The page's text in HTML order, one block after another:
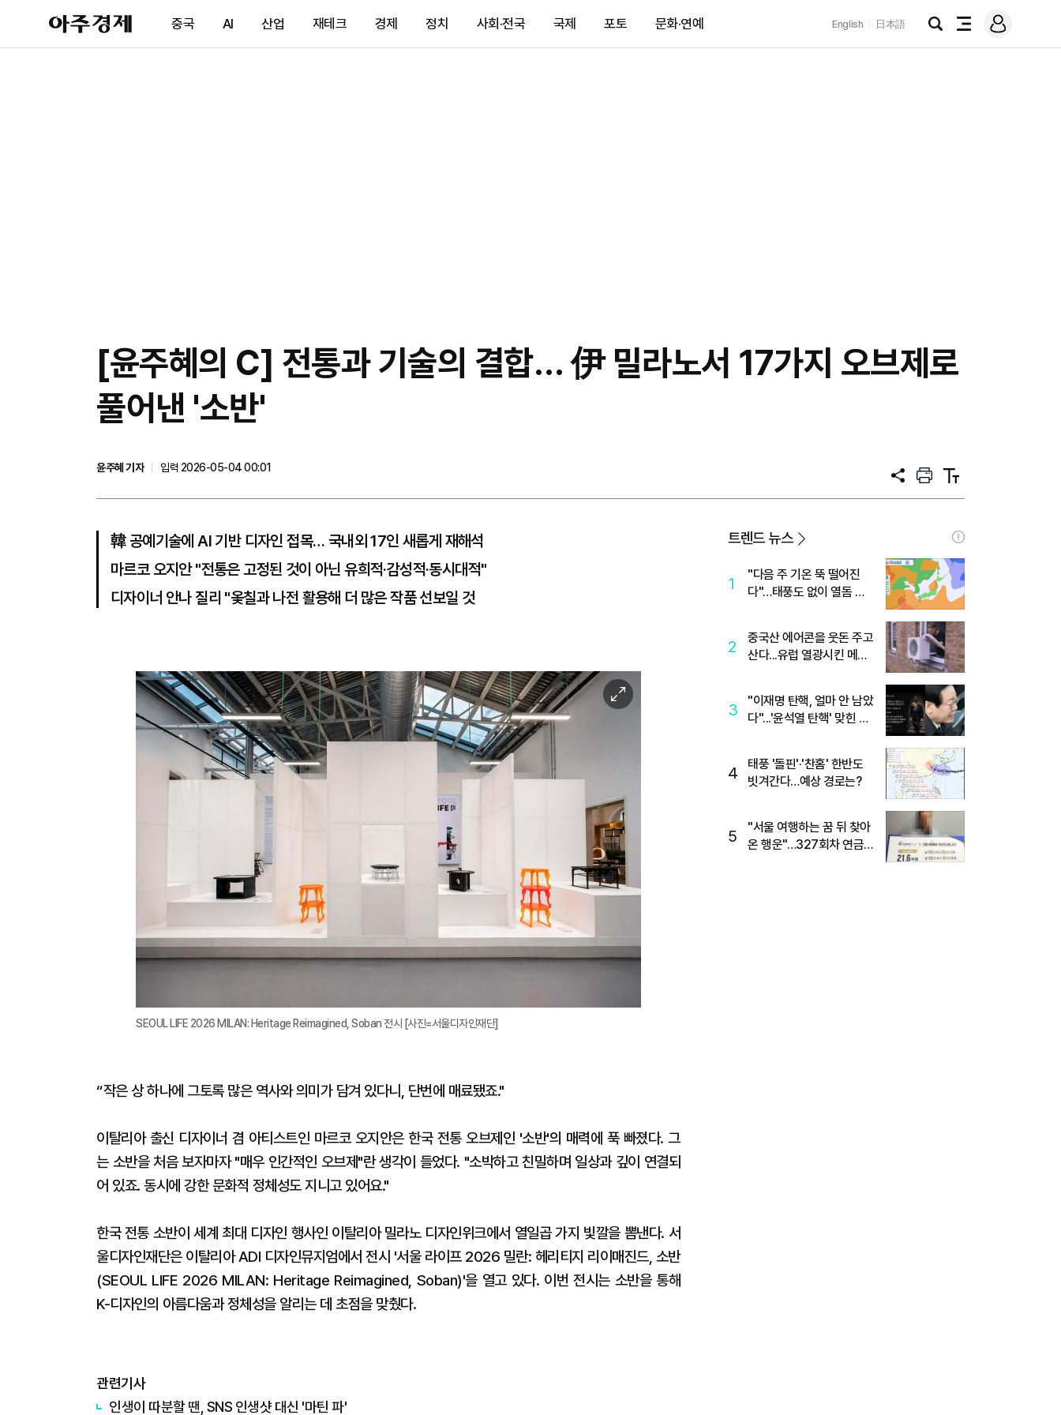
아
주
제
중국 AI 산업 재테크 경제 정치 사회·전국 국제 포토 문화·연예 English 日本語
검
전
메
그
[윤주혜의 C] 전통과 기술의 결합… 伊 밀라노서 17가지 오브제로
풀어낸 '소반'
윤주혜 기자
입력 2026-05-04 00:01
공
프
트
텍
트
韓 공예기술에 AI 기반 디자인 접목… 국내외 17인 새롭게 재해석
마르코 오지안 "전통은 고정된 것이 아닌 유희적·감성적·동시대적"
디자이너 안나 질리 "옻칠과 나전 활용해 더 많은 작품 선보일 것
이
미
SEOUL LIFE 2026 MILAN: Heritage Reimagined, Soban 전시 [사진=서울디자인재단]
“작은 상 하나에 그토록 많은 역사와 의미가 담겨 있다니, 단번에 매료됐죠."
이탈리아 출신 디자이너 겸 아티스트인 마르코 오지안은 한국 전통 오브제인 '소반'의 매력에 푹 빠졌다. 그
는 소반을 처음 보자마자 "매우 인간적인 오브제"란 생각이 들었다. "소박하고 친밀하며 일상과 깊이 연결되
어 있죠. 동시에 강한 문화적 정체성도 지니고 있어요."
한국 전통 소반이 세계 최대 디자인 행사인 이탈리아 밀라노 디자인위크에서 열일곱 가지 빛깔을 뽐낸다. 서
울디자인재단은 이탈리아 ADI 디자인뮤지엄에서 전시 '서울 라이프 2026 밀란: 헤리티지 리이매진드, 소반
(SEOUL LIFE 2026 MILAN: Heritage Reimagined, Soban)'을 열고 있다. 이번 전시는 소반을 통해
K-디자인의 아름다움과 정체성을 알리는 데 초점을 맞췄다.
관련기사
인생이 따분할 땐, SNS 인생샷 대신 '마틴 파'
트렌드 뉴스
1
"다음 주 기온 뚝 떨어진
다"…태풍도 없이 열돔 박
2
중국산 에어콘을 웃돈 주고
산다...유럽 열광시킨 메이
3
"이재명 탄핵, 얼마 안 남았
다"...'윤석열 탄핵' 맞힌 무
4
태풍 '돌핀'·'찬홈' 한반도
빗겨간다…예상 경로는?
5
"서울 여행하는 꿈 뒤 찾아
온 행운"…327회차 연금